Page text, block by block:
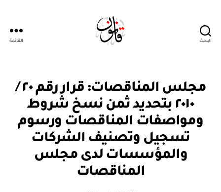
البحث القائمة
التصنيفات
مجلس المناقصات: قرار رقم ٢٠ /
٢٠١٠ بتحديد ثمن نسخ شروط
ومواصفات المناقصات ورسوم
تسجيل وتصنيف الشركات
والمؤسسات لدى مجلس
المناقصات
بو
س